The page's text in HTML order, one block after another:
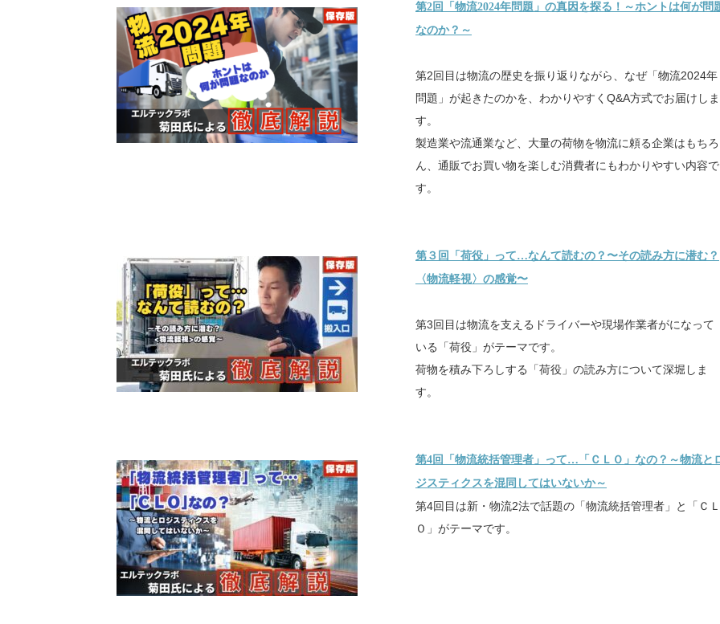
第2回「物流2024年問題」の真因を探る！～ホントは何が問
なのか？～
第2回目は物流の歴史を振り返りながら、なぜ「物流2024年
問題」が起きたのかを、わかりやすくQ&A方式でお届けしま
す。
製造業や流通業など、大量の荷物を物流に頼る企業はもちろ
ん、通販でお買い物を楽しむ消費者にもわかりやすい内容で
す。
第３回「荷役」って…なんて読むの？〜その読み方に潜む？
〈物流軽視〉の感覚〜
第3回目は物流を支えるドライバーや現場作業者がになって
いる「荷役」がテーマです。
荷物を積み下ろしする「荷役」の読み方について深堀しま
す。
第4回「物流統括管理者」って…「ＣＬＯ」なの？～物流と
ジスティクスを混同してはいないか～
第4回目は新・物流2法で話題の「物流統括管理者」と「ＣＬ
Ｏ」がテーマです。